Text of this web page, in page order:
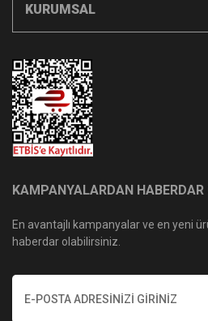
KURUMSAL
KAMPANYALARDAN HABERDAR
En avantajlı kampanyalar ve en yeni
haberdar olabilirsiniz.